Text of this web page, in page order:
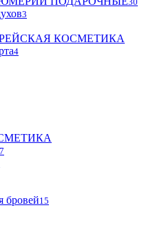
3
КОСМЕТИКА
4
бровей15